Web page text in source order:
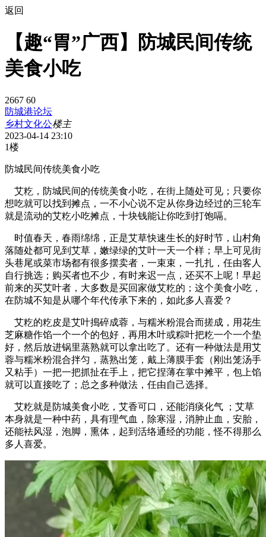
返回
【趣“胃”广西】防城民间传统
美食小吃
2667 60
防城港论坛
乡村文化公楼主
2023-04-14 23:10
1楼
防城民间传统美食小吃
艾籺，防城民间的传统美食小吃，在街上随处可见；只要你
想吃就可以找到摊点，一不小心说不定从你身边经过的三轮车
就是流动的艾籺小吃摊点，十块钱能让你吃到打饱嗝。
时值春天，春雨绵绵，正是艾草快速生长的好时节，山村角
落随处都可见到艾草，嫩绿绿的艾叶一天一个样；早上可见街
头巷尾或菜市场都有很多摆卖者，一束束，一扎扎，任由客人
自行挑选；购买者也不少，有时来迟一点，还买不上呢！早起
前来的买艾叶者，大多数是买回家做艾籺的；这个美食小吃，
在防城不知是从哪个年代传承下来的，如此多人喜爱？
艾籺的籺皮是艾叶搗碎成蓉，与糯米粉混合而搓成，用花生
芝麻糖作馅一个一个的包好，再用木叶或粽叶把籺一个一个垫
好，然后放进锅里蒸熟就可以拿出吃了。还有一种做法是用艾
蓉与糯米粉混合拌匀，蒸熟出笼，戴上薄膜手套（刚出笼汤手
又粘手）一把一把抓扯在手上，把它捏薄在掌中摊平，包上馅
就可以直接吃了；总之多种做法，任由自己选择。
艾籺就是防城美食小吃，艾香可口，还能消痰化气 ；艾草
本身就是一种中药，具有理气血，除寒湿，消肿止血，安胎，
还能袪风湿，泡脚，熏体，起到活络通经的功能，怪不得那么
多人喜爱。